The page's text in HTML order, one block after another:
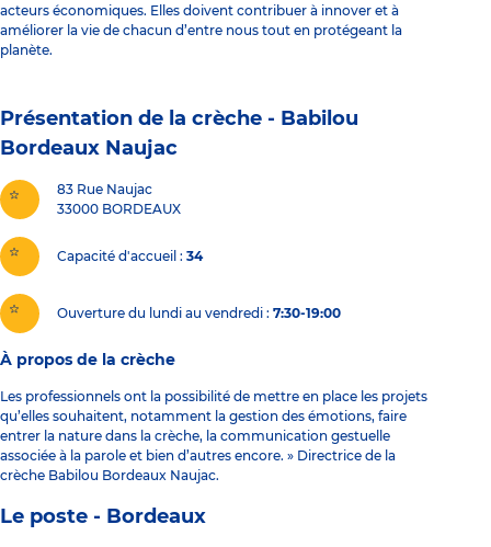
acteurs économiques. Elles doivent contribuer à innover et à
améliorer la vie de chacun d’entre nous tout en protégeant la
planète.
Présentation de la crèche - Babilou
Bordeaux Naujac
83 Rue Naujac
33000 BORDEAUX
Capacité d'accueil 34
Ouverture du lundi au vendredi : 7:30-19:00
À propos de la crèche
Les professionnels ont la possibilité de mettre en place les projets
qu’elles souhaitent, notamment la gestion des émotions, faire
entrer la nature dans la crèche, la communication gestuelle
associée à la parole et bien d’autres encore. » Directrice de la
crèche Babilou Bordeaux Naujac.
Le poste - Bordeaux